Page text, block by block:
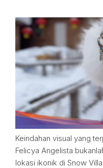
Keindahan visual yang
Felicya Angelista
lokasi ikonik di Snow